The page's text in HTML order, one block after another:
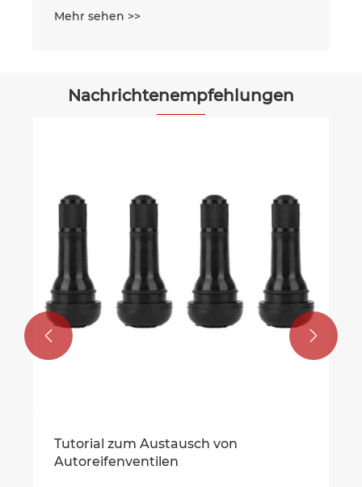
Mehr sehen >>
Nachrichtenempfehlungen
Tutorial zum Austausch von
Autoreifenventilen
 